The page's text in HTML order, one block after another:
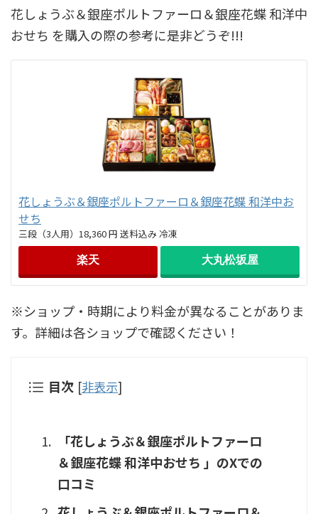
花しょうぶ＆銀座ポルトファーロ＆銀座花蝶 和洋中
おせち を購入の際の参考に是非どうぞ!!!
花しょうぶ＆銀座ポルトファーロ＆銀座花蝶 和洋中お
せち
三段（3人用）18,360 円 送料込み 冷凍
楽天 大丸松坂屋
※ショップ・時期により料金が異なることがありま
す。詳細は各ショップで確認ください！
目次 [非表示]
「花しょうぶ＆銀座ポルトファーロ
＆銀座花蝶 和洋中おせち 」のXでの
口コミ